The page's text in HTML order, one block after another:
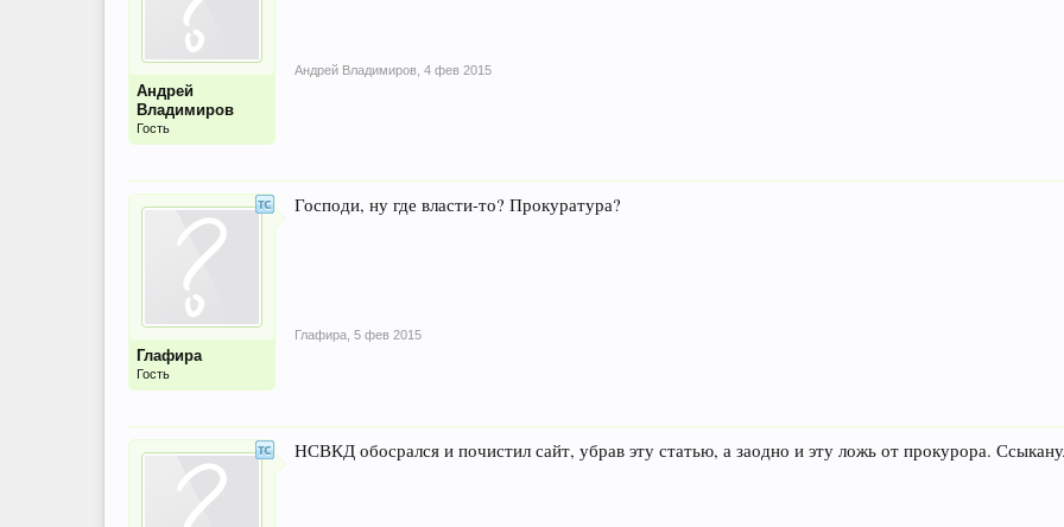
Андрей
Владимиров
Гость
Андрей Владимиров 4 фев 2015
Глафира
Гость
Господи, ну где власти-то? Прокуратура?
Глафира 5 фев 2015
НСВКД обосрался и почистил сайт, убрав эту статью, а заодно и эту ложь от прокурора.